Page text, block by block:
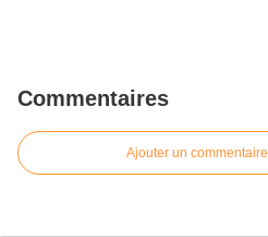
Commentaires
Ajouter un commentaire